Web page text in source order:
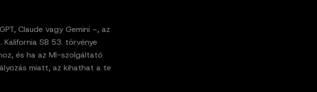
Claude vagy Gemini –, az
SB 53. törvénye
és ha az MI-szolgáltató
miatt, az kihathat a te